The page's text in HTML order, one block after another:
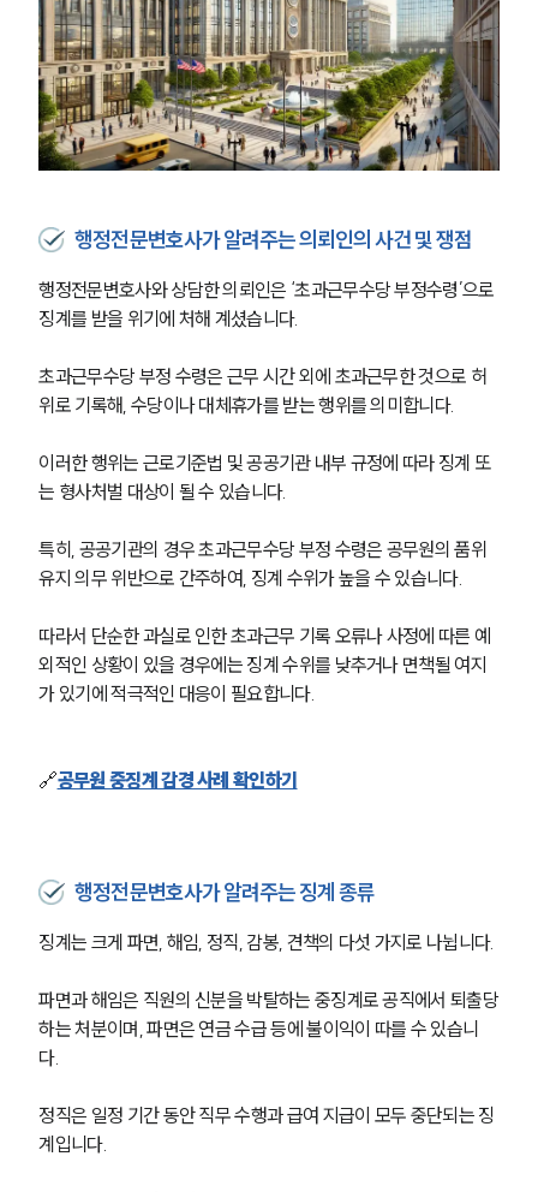
행정전문변호사가 알려주는 의뢰인의 사건 및 쟁점
행정전문변호사와 상담한 의뢰인은 ‘초과근무수당 부정수령’으로
징계를 받을 위기에 처해 계셨습니다.
초과근무수당 부정 수령은 근무 시간 외에 초과근무한 것으로 허
위로 기록해, 수당이나 대체휴가를 받는 행위를 의미합니다.
이러한 행위는 근로기준법 및 공공기관 내부 규정에 따라 징계 또
는 형사처벌 대상이 될 수 있습니다.
특히, 공공기관의 경우 초과근무수당 부정 수령은 공무원의 품위
유지 의무 위반으로 간주하여, 징계 수위가 높을 수 있습니다.
따라서 단순한 과실로 인한 초과근무 기록 오류나 사정에 따른 예
외적인 상황이 있을 경우에는 징계 수위를 낮추거나 면책될 여지
가 있기에 적극적인 대응이 필요합니다.
🔗공무원 중징계 감경 사례 확인하기
행정전문변호사가 알려주는 징계 종류
징계는 크게 파면, 해임, 정직, 감봉, 견책의 다섯 가지로 나뉩니다.
파면과 해임은 직원의 신분을 박탈하는 중징계로 공직에서 퇴출당
하는 처분이며, 파면은 연금 수급 등에 불이익이 따를 수 있습니
다.
정직은 일정 기간 동안 직무 수행과 급여 지급이 모두 중단되는 징
계입니다.